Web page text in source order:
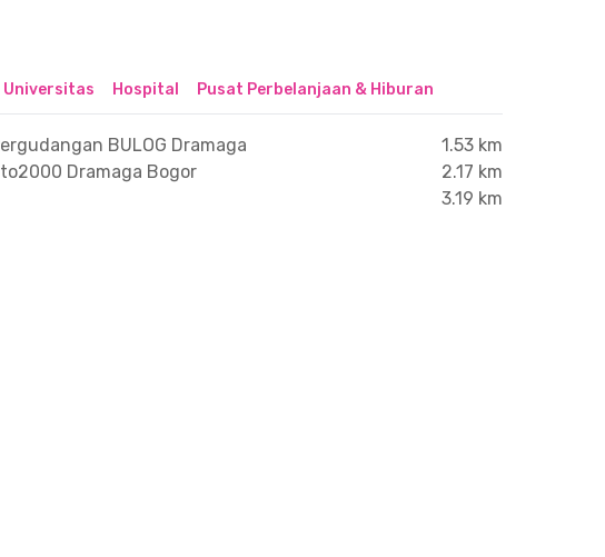
Universitas Hospital Pusat Perbelanjaan & Hiburan
BULOG Dramaga
1.53 km
Dramaga Bogor
2.17 km
3.19 km